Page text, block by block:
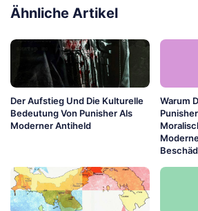
Ähnliche Artikel
Der Aufstieg Und Die Kulturelle
Bedeutung Von Punisher Als
Moderner Antiheld
Warum